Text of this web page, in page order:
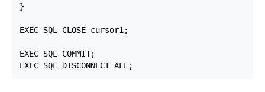
}
EXEC SQL CLOSE cursor1;
EXEC SQL COMMIT;
EXEC SQL DISCONNECT ALL;